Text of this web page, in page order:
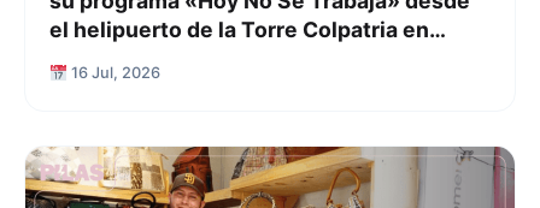
el helipuerto de la Torre Colpatria en
Bogotá
16 Jul, 2026